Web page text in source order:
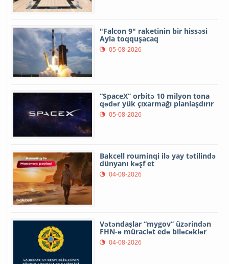
"Falcon 9" raketinin bir hissəsi
Ayla toqquşacaq
05-08-2026
“SpaceX” orbitə 10 milyon tona
qədər yük çıxarmağı planlaşdırır
05-08-2026
Bakcell rouminqi ilə yay tətilində
dünyanı kəşf et
04-08-2026
Vətəndaşlar “mygov” üzərindən
FHN-ə müraciət edə biləcəklər
04-08-2026